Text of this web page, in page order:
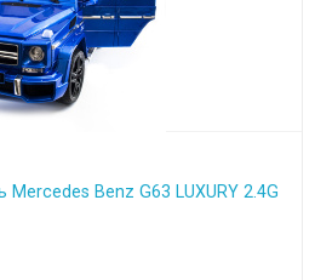
Benz G63 LUXURY 2.4G